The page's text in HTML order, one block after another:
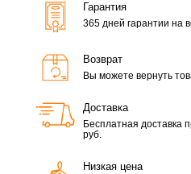
Гарантия
365 дней гарантии на
Возврат
Вы можете вернуть
Доставка
Бесплатная доставка
руб.
Низкая цена